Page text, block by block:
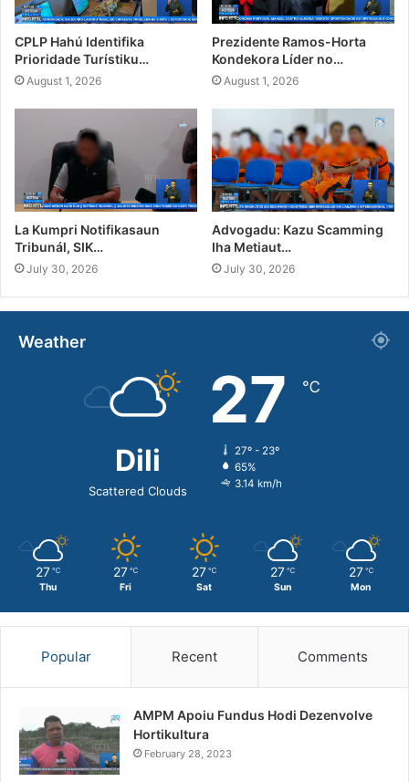
CPLP Hahú Identifika
Prioridade Turístiku…
August 1, 2026
Prezidente Ramos-Horta
Kondekora Líder no…
August 1, 2026
La Kumpri Notifikasaun
Tribunál, SIK…
July 30, 2026
Advogadu: Kazu Scamming
Iha Metiaut…
July 30, 2026
Weather
Dili
Scattered Clouds
27 ℃
27º - 23º
65%
3.14 km/h
27 ℃
Thu
27 ℃
Fri
27 ℃
Sat
27 ℃
Sun
27 ℃
Mon
Popular Recent Comments
AMPM Apoiu Fundus Hodi Dezenvolve
Hortikultura
February 28, 2023